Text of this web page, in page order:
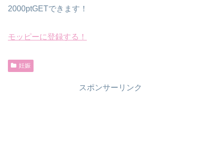
2000ptGETできます！
モッピーに登録する！
妊娠
スポンサーリンク